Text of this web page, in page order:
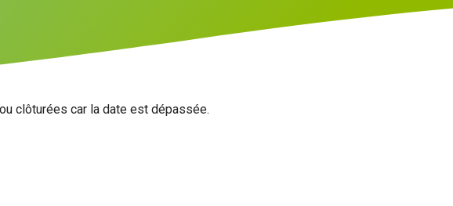
clôturées car la date est dépassée.